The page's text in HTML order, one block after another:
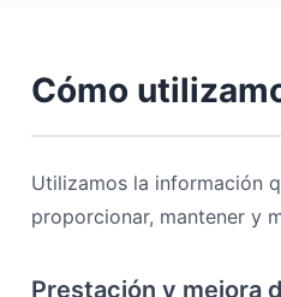
Cómo
Utilizamos la información
proporcionar, mantener y
Prestación y mejora